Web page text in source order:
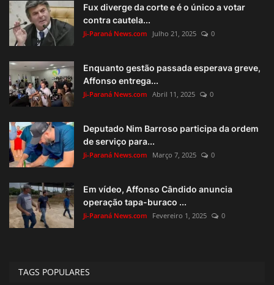
Fux diverge da corte e é o único a votar
contra cautela...
Ji-Paraná News.com Julho 21, 2025 0
Enquanto gestão passada esperava greve,
Affonso entrega...
Ji-Paraná News.com Abril 11, 2025 0
Deputado Nim Barroso participa da ordem
de serviço para...
Ji-Paraná News.com Março 7, 2025 0
Em vídeo, Affonso Cândido anuncia
operação tapa-buraco ...
Ji-Paraná News.com Fevereiro 1, 2025 0
TAGS POPULARES